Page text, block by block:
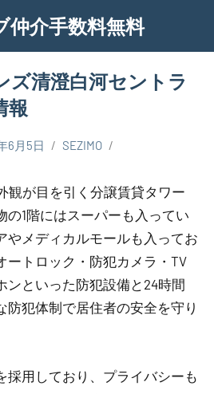
仲介手数料無料
ズ清澄白河セントラ
報
6月5日 SEZIMO
観が目を引く分譲賃貸タワー
の1階にはスーパーも入ってい
やメディカルモールも入ってお
ートロック・防犯カメラ・TV
ンといった防犯設備と24時間
防犯体制で居住者の安全を守り
採用しており、プライバシーも